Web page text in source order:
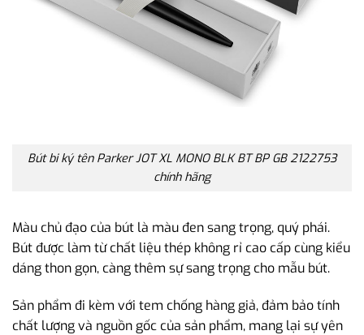
Bút bi ký tên Parker JOT XL MONO BLK BT BP GB 2122753
chính hãng
Màu chủ đạo của bút là màu đen sang trọng, quý phái.
Bút được làm từ chất liệu thép không rỉ cao cấp cùng kiểu
dáng thon gọn, càng thêm sự sang trọng cho mẫu bút.
Sản phẩm đi kèm với tem chống hàng giả, đảm bảo tính
chất lượng và nguồn gốc của sản phẩm, mang lại sự yên